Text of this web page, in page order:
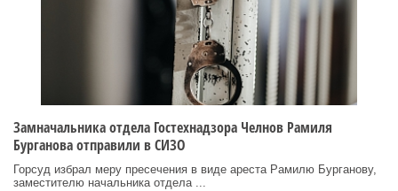
Замначальника отдела Гостехнадзора Челнов Рамиля
Бурганова отправили в СИЗО
Горсуд избрал меру пресечения в виде ареста Рамилю Бурганову,
заместителю начальника отдела ...